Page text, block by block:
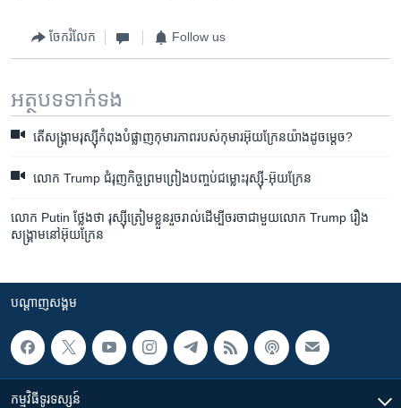
ចែករំលែក Follow us
អត្ថបទ​ទាក់ទង
តើសង្គ្រាម​រុស្ស៊ី​កំពុង​បំផ្លាញ​កុមារភាព​របស់​កុមារ​អ៊ុយក្រែន​យ៉ាង​ដូចម្តេច?
លោក Trump ជំរុញ​កិច្ចព្រមព្រៀង​បញ្ចប់​ជម្លោះ​រុស្ស៊ី-អ៊ុយក្រែន
លោក Putin ថ្លែងថា រុស្ស៊ី​ត្រៀមខ្លួន​រួចរាល់​ដើម្បី​ចរចា​ជាមួយ​លោក​ Trump រឿង​
សង្គ្រាម​នៅ​អ៊ុយក្រែន
បណ្តាញ​សង្គម
កម្មវិធី​ទូរទស្សន៍